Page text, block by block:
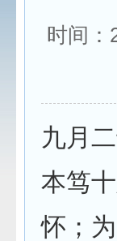
时间：
九月
本笃
怀；